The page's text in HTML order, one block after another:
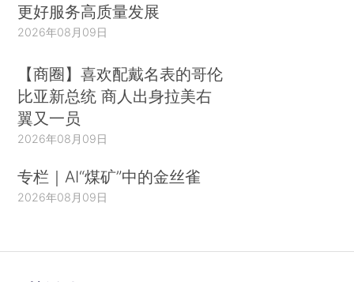
更好服务高质量发展
2026年08月09日
【商圈】喜欢配戴名表的哥伦
比亚新总统 商人出身拉美右
翼又一员
2026年08月09日
专栏｜AI“煤矿”中的金丝雀
2026年08月09日